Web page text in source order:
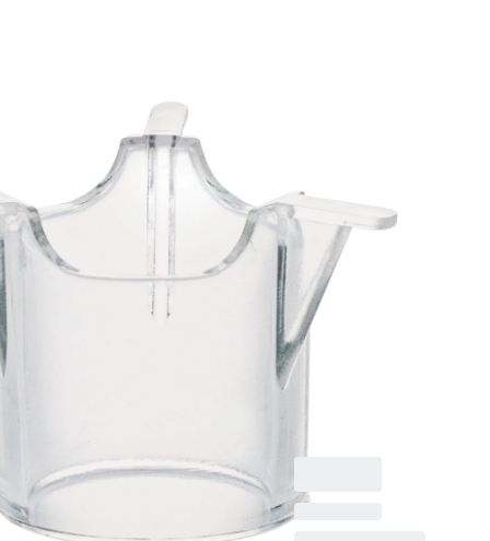
8 µm
TC-Insert, für 12-Well-
Platten, Membran:
PET, transluzent,
Porengröße: 8 µm,
steril,